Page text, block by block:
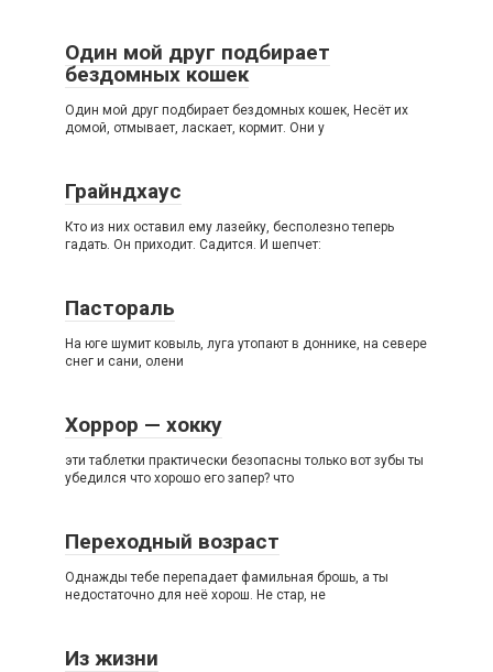
Один мой друг подбирает
бездомных кошек
Один мой друг подбирает бездомных кошек, Несёт их
домой, отмывает, ласкает, кормит. Они у
Грайндхаус
Кто из них оставил ему лазейку, бесполезно теперь
гадать. Он приходит. Садится. И шепчет:
Пастораль
На юге шумит ковыль, луга утопают в доннике, на севере
снег и сани, олени
Хоррор — хокку
эти таблетки практически безопасны только вот зубы ты
убедился что хорошо его запер? что
Переходный возраст
Однажды тебе перепадает фамильная брошь, а ты
недостаточно для неё хорош. Не стар, не
Из жизни